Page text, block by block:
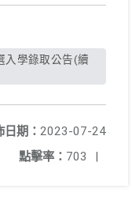
日期： 2023-07-24
點擊率： 703 |